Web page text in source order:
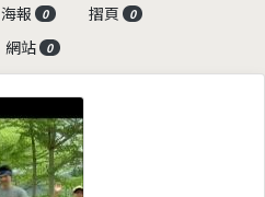
海報 0 摺頁 0
網站 0